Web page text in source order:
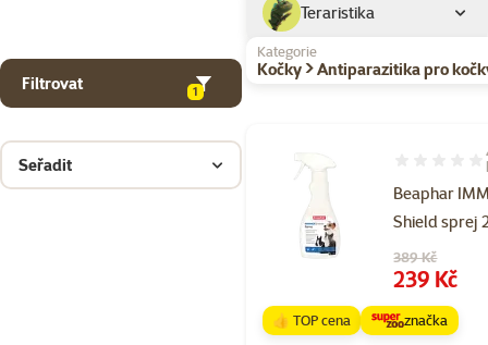
Teraristika
Filtrovat 1
Kategorie
Kočky > Antiparazitika pro
Seřadit
Beaphar
Shield sprej
Hodnocení
Původní cena
389 Kč
Cena
239 Kč
👍 TOP cena značka